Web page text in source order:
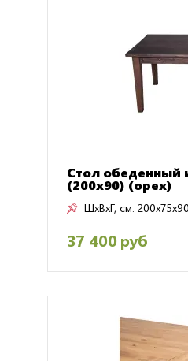
Стол обеденный
(200х90) (орех)
ШxВxГ, см: 200x75x90
37 400 руб